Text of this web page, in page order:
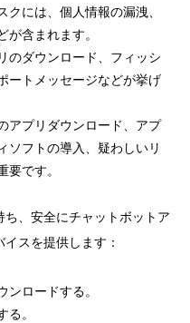
には、個人情報の漏洩、
が含まれます。
のダウンロード、フィッシ
ートメッセージなどが挙げ
アプリダウンロード、アプ
ソフトの導入、疑わしいリ
要です。
、安全にチャットボットア
スを提供します：
ンロードする。
る。